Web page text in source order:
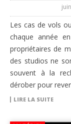
Les cas de vols
chaque année
propriétaires de
des studios ne
souvent à la
dérober pour
LIRE LA SUITE